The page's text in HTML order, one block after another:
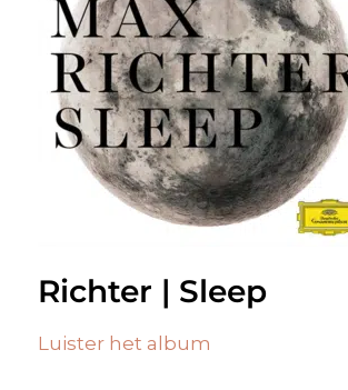
Richter | Sleep
Luister het album